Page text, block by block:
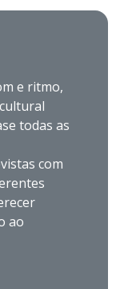
e ritmo,
todas as
com
ao